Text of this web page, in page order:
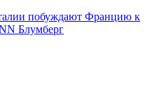
побуждают Францию к
Блумберг